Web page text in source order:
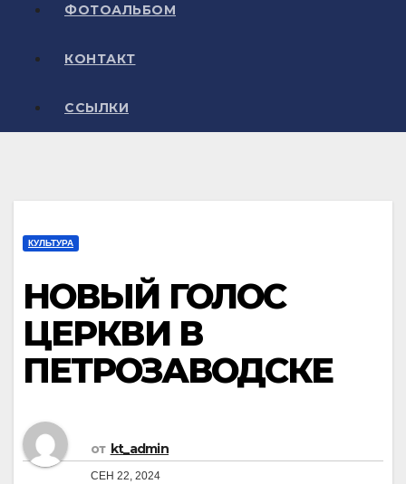
ФОТОАЛЬБОМ
КОНТАКТ
ССЫЛКИ
КУЛЬТУРА
НОВЫЙ ГОЛОС
ЦЕРКВИ В
ПЕТРОЗАВОДСКЕ
от kt_admin
СЕН 22, 2024